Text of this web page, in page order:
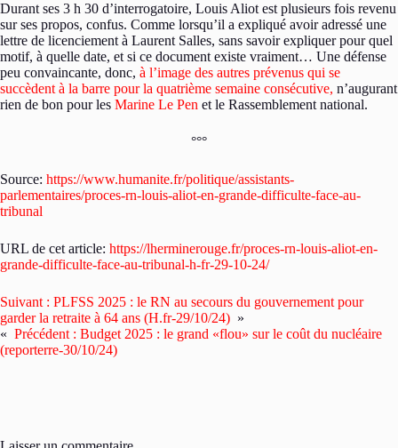
Durant ses 3 h 30 d’interrogatoire, Louis Aliot est plusieurs fois revenu
sur ses propos, confus. Comme lorsqu’il a expliqué avoir adressé une
lettre de licenciement à Laurent Salles, sans savoir expliquer pour quel
motif, à quelle date, et si ce document existe vraiment… Une défense
peu convaincante, donc, à l’image des autres prévenus qui se
succèdent à la barre pour la quatrième semaine consécutive, n’augurant
rien de bon pour les Marine Le Pen et le Rassemblement national.
°°°
Source: https://www.humanite.fr/politique/assistants-
parlementaires/proces-rn-louis-aliot-en-grande-difficulte-face-au-
tribunal
URL de cet article: https://lherminerouge.fr/proces-rn-louis-aliot-en-
grande-difficulte-face-au-tribunal-h-fr-29-10-24/
Suivant : PLFSS 2025 : le RN au secours du gouvernement pour
garder la retraite à 64 ans (H.fr-29/10/24) »
« Précédent : Budget 2025 : le grand «flou» sur le coût du nucléaire
(reporterre-30/10/24)